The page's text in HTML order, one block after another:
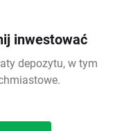
inwestować
depozytu, w tym